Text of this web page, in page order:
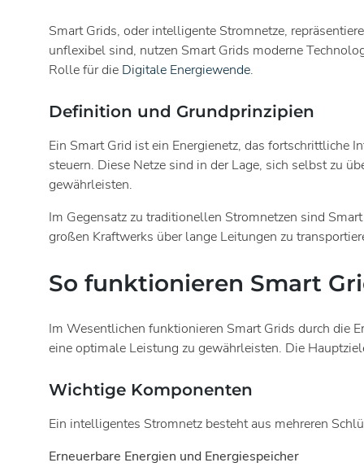
Smart Grids, oder intelligente Stromnetze,
unflexibel sind, nutzen Smart Grids moderne
Rolle für die Digitale Energiewende.
Definition und Grundprinzipien
Ein Smart Grid ist ein Energienetz, das fortschrittliche
steuern. Diese Netze sind in der Lage, sich selbst zu
gewährleisten.
Im Gegensatz zu traditionellen Stromnetzen sind
großen Kraftwerks über lange Leitungen zu
So funktionieren Smart
Im Wesentlichen funktionieren Smart Grids durch die
eine optimale Leistung zu gewährleisten. Die
Wichtige Komponenten
Ein intelligentes Stromnetz besteht aus mehreren
Erneuerbare Energien und Energiespeicher